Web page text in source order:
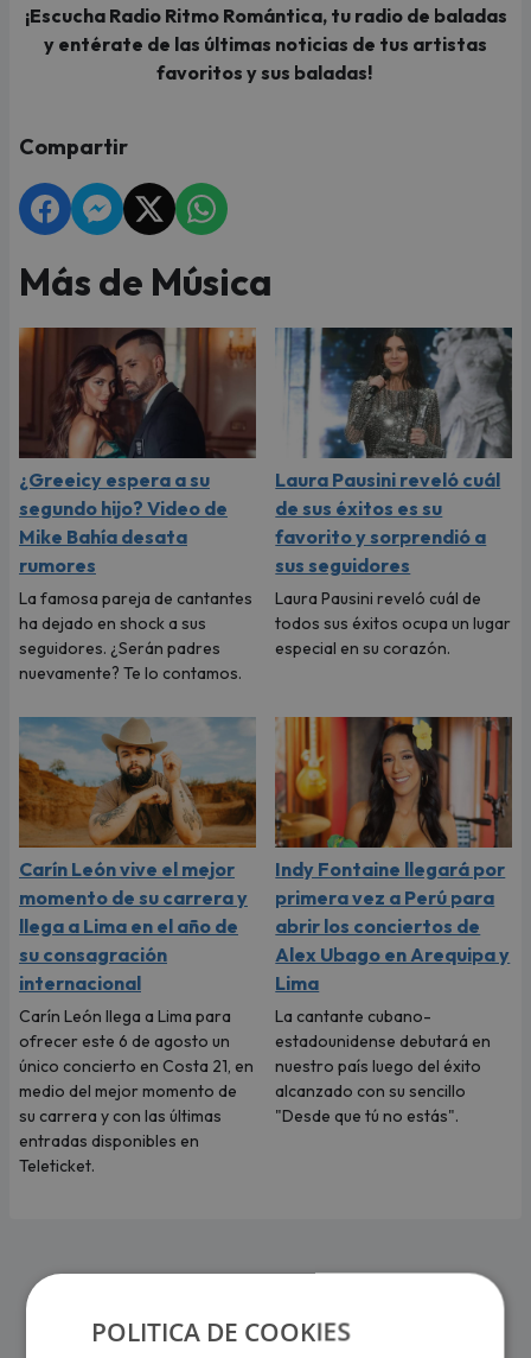
¡Escucha Radio Ritmo Romántica, tu radio de baladas
y entérate de las últimas noticias de tus artistas
favoritos y sus baladas!
Compartir
Más de Música
¿Greeicy espera a su
segundo hijo? Video de
Mike Bahía desata
rumores
La famosa pareja de cantantes
ha dejado en shock a sus
seguidores. ¿Serán padres
nuevamente? Te lo contamos.
Laura Pausini reveló cuál
de sus éxitos es su
favorito y sorprendió a
sus seguidores
Laura Pausini reveló cuál de
todos sus éxitos ocupa un lugar
especial en su corazón.
Carín León vive el mejor
momento de su carrera y
llega a Lima en el año de
su consagración
internacional
Carín León llega a Lima para
ofrecer este 6 de agosto un
único concierto en Costa 21, en
medio del mejor momento de
su carrera y con las últimas
entradas disponibles en
Teleticket.
Indy Fontaine llegará por
primera vez a Perú para
abrir los conciertos de
Alex Ubago en Arequipa y
Lima
La cantante cubano-
estadounidense debutará en
nuestro país luego del éxito
alcanzado con su sencillo
"Desde que tú no estás".
POLITICA DE COOKIES